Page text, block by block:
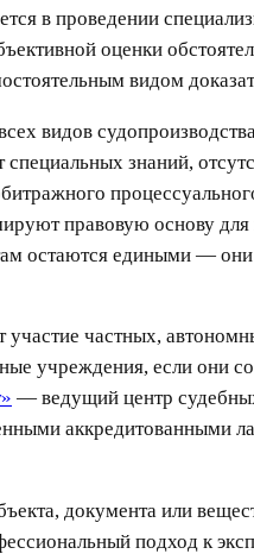
в проведении
оценки
видом
видов
знаний,
правовую основу для
остаются едиными —
частных,
учреждения, если
— ведущий центр
документа или
подход к